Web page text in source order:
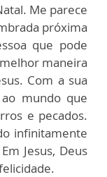
Me parece
próxima
que pode
maneira
Com a sua
mundo que
e pecados.
infinitamente
Jesus, Deus